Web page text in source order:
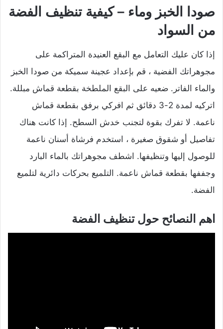
صودا الخبز وماء – كيفية تنظيف الفضة
من السواد
إذا كان عليك التعامل مع البقع العنيدة المتراكمة على
مجوهراتك الفضية ، قم بإعداد عجينة سميكة من صودا الخبز
والماء الفاتر. ضعيه على البقع الملطخة بقطعة قماش مبللة.
اتركيه لمدة 2-3 دقائق ثم افركي برفق بقطعة قماش
ناعمة. لا تفرك بقوة لتجنب خدش السطح. إذا كانت هناك
تفاصيل أو شقوق صغيرة ، استخدم فرشاة أسنان ناعمة
للوصول إليها وتنظيفها. اشطف مجوهراتك بالماء البارد
وجففها بقطعة قماش ناعمة. التلميع بحركات دائرية لتلميع
الفضة.
اهم النصائح حول تنظيف الفضة